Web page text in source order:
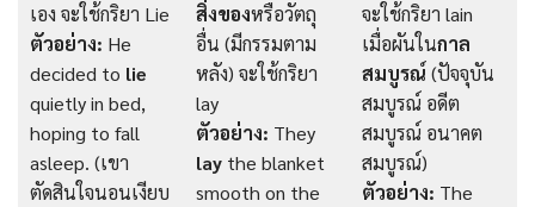
เอง จะใช้กริยา Lie
ตัวอย่าง: He
decided to lie
quietly in bed,
hoping to fall
asleep. (เขา
ตัดสินใจนอนเงียบ
สิ่งของหรือวัตถุ
อื่น (มีกรรมตาม
หลัง) จะใช้กริยา
lay
ตัวอย่าง: They
lay the blanket
smooth on the
จะใช้กริยา lain
เมื่อผันในกาล
สมบูรณ์ (ปัจจุบัน
สมบูรณ์ อดีต
สมบูรณ์ อนาคต
สมบูรณ์)
ตัวอย่าง: The